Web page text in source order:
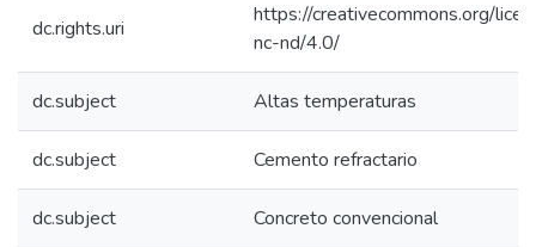
dc.rights.uri
https://creativecommons.org/
nc-nd/4.0/
dc.subject Altas temperaturas
dc.subject Cemento refractario
dc.subject Concreto convencional